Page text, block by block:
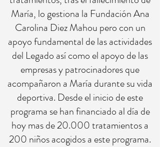
María, lo gestiona la Fundación Ana
Carolina Diez Mahou pero con un
apoyo fundamental de las actividades
del Legado así como el apoyo de las
empresas y patrocinadores que
acompañaron a María durante su vida
deportiva. Desde el inicio de este
programa se han financiado al día de
hoy mas de 20.000 tratamientos a
200 niños acogidos a este programa.